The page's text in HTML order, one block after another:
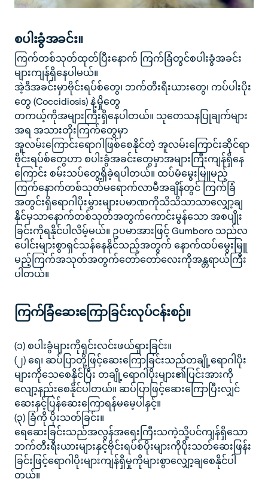
စပါးခွံအခင်း။
ကြက်တစ်သုတ်ထုတ်ပြီးနောက် ကြက်ခြံတွင်စပါးခွံအခင်း
များကျန်ရှိနေပါမယ်။
အဲ့ဒီအခင်းမှာဗိုင်းရပ်စ်တွေ၊ ဘက်တီးရီးယားတွေ၊ ကပ်ပါးပိုး
တွေ (Coccidiosis) နဲ့မှိုတွေ
တကယ့်ကိုအများကြီးရှိနေပါတယ်။ သုတေသနပြုချက်များ
အရ အသားတိုးကြက်တွေမှာ
အူလမ်းကြောင်းရောဂါဖြစ်စေနိုင်တဲ့ အူလမ်းကြောင်းဆိုင်ရာ
ဗိုင်းရပ်စ်တွေဟာ စပါးခွံအခင်းတွေမှာအများကြီးကျန်ရှိနေ
ကြောင်း စမ်းသပ်တွေ့ရှိခဲ့ရပါတယ်။ ထပ်မံမွေးမြူမည့်
ကြက်နောက်တစ်သုတ်မရောက်လာမီအချိန်တွင် ကြက်ခြံ
အတွင်းရှိရောဂါပိုးမွှားများပမာဏကိုသိသိသာသာလျှော့ချ
နိုင်မှသာနောက်တစ်သုတ်အတွက်ကောင်းမွန်သော အစပျိုး
ခြင်းကိုရနိုင်ပါလိမ့်မယ်။ ဥပမာအားဖြင့် Gumboro သည်လ
ပေါင်းများစွာရှင်သန်နေနိုင်သည့်အတွက် နောက်ထပ်မွေးမြူ
မည့်ကြက်အသုတ်အတွက်တော်တော်လေးကိုအန္တရာယ်ကြီး
ပါတယ်။
ကြက်ခြံဆေးကြောခြင်းလုပ်ငန်းစဉ်။
(၁) စပါးခွံများကိုရှင်းလင်းဖယ်ရှားခြင်း။
(၂) ရေ၊ ဆပ်ပြာတို့ဖြင့်ဆေးကြောခြင်းသည်တချို့‌ရောဂါပိုး
များကိုသေစေနိုင်ပြီး တချို့ရောဂါပိုးများ၏ပြင်းအားကို
လျော့နည်းစေနိုင်ပါတယ်။ ဆပ်ပြာဖြင့်ဆေးကြောပြီးလျှင်
ဆေးနှင့်ပြန်ဆေး‌ကြောရန်မမေ့ပါနှင့်။
(၃) ခြံကို ပိုးသတ်ခြင်း။
ရေဆေးခြင်းသည်အလွန်အရေးကြီးသကဲ့သို့ပင်ကျန်ရှိသော
ဘက်တီးရီးယားများနှင့်ဗိုင်းရပ်စ်ပိုးများကိုပိုးသတ်ဆေးဖြန်း
ခြင်းဖြင့်ရောဂါပိုးများကျန်ရှိမှုကိုများစွာလျှော့ချစေနိုင်ပါ
တယ်။